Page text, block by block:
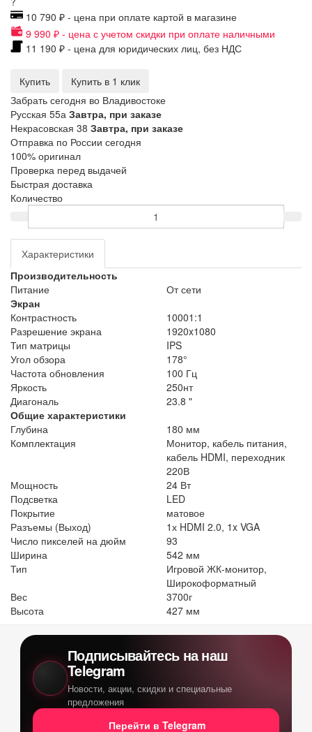
10 790 ₽ - цена при оплате картой в магазине
9 990 ₽ - цена с учетом скидки при оплате наличными
11 190 ₽ - цена для юридических лиц, без НДС
Купить
Купить в 1 клик
Забрать сегодня во Владивостоке
Русская 55а Завтра, при заказе
Некрасовская 38 Завтра, при заказе
Отправка по России сегодня
100% оригинал
Проверка перед выдачей
Быстрая доставка
Количество
Характеристики
Производительность
Питание
От сети
Экран
Контрастность
10001:1
Разрешение экрана
1920x1080
Тип матрицы
IPS
Угол обзора
178°
Частота обновления
100 Гц
Яркость
250нт
Диагональ
23.8 "
Общие характеристики
Глубина
180 мм
Комплектация
Монитор, кабель питания,
кабель HDMI, переходник
220В
Мощность
24 Вт
Подсветка
LED
Покрытие
матовое
Разъемы (Выход)
1х HDMI 2.0, 1x VGA
Число пикселей на дюйм
93
Ширина
542 мм
Тип
Игровой ЖК-монитор,
Широкоформатный
Вес
3700г
Высота
427 мм
Подписывайтесь на наш
Telegram
Новости, акции, скидки и специальные
предложения
Перейти в Telegram